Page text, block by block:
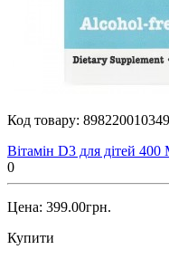
Код товару: 898220010349
Вітамін D3 для дітей
0
Цена: 399.00грн.
Купити